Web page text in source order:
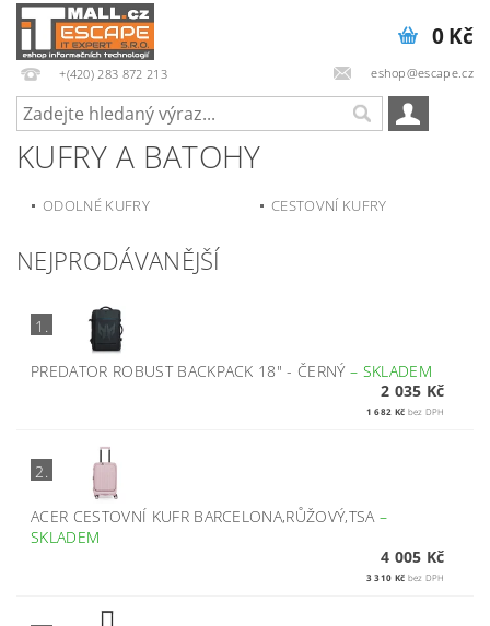
+(420) 283 872 213 eshop@escape.cz
0 Kč
KUFRY A BATOHY
ODOLNÉ KUFRY CESTOVNÍ KUFRY
NEJPRODÁVANĚJŠÍ
1.
PREDATOR ROBUST BACKPACK 18" - ČERNÝ – SKLADEM
2 035 Kč
1 682 Kč bez DPH
2.
ACER CESTOVNÍ KUFR BARCELONA,RŮŽOVÝ,TSA –
SKLADEM
4 005 Kč
3 310 Kč bez DPH